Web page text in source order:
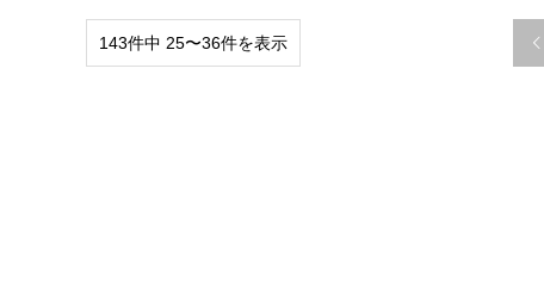
143件中 25〜36件を表示 